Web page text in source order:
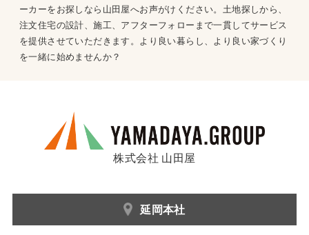
ーカーをお探しなら山田屋へお声がけください。土地探しから、
注文住宅の設計、施工、アフターフォローまで一貫してサービス
を提供させていただきます。より良い暮らし、より良い家づくり
を一緒に始めませんか？
株式会社 山田屋
延岡本社